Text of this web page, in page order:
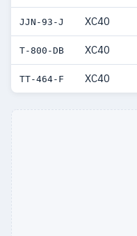
JJN-93-J XC40
T-800-DB XC40
TT-464-F XC40